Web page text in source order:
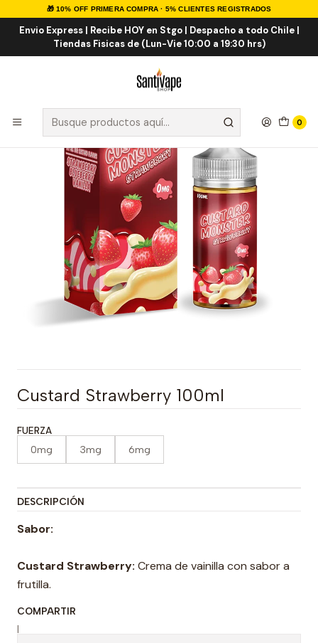
🎁 10% OFF PRIMERA COMPRA · 5% CLIENTES REGISTRADOS
Envio Express | Recibe HOY en Stgo | Despacho a todo Chile |
Tiendas Fisicas de (Lun-Vie 10:00 a 19:30 hrs)
0
Inicio E-LIQUID IMPORTADOS
E-liquid Importados 100ml
Custard Strawberry 100ml
Custard Strawberry 100ml
FUERZA
0mg 3mg 6mg
DESCRIPCIÓN
Sabor:
Custard Strawberry: Crema de vainilla con sabor a
frutilla.
COMPARTIR
|